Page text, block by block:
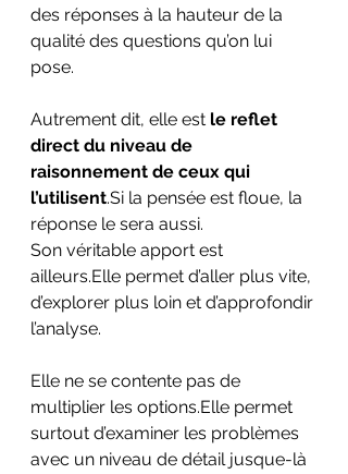
des réponses à la hauteur de la
qualité des questions qu’on lui
pose.
Autrement dit, elle est le reflet
direct du niveau de
raisonnement de ceux qui
l’utilisent.Si la pensée est floue, la
réponse le sera aussi.
Son véritable apport est
ailleurs.Elle permet d’aller plus vite,
d’explorer plus loin et d’approfondir
l’analyse.
Elle ne se contente pas de
multiplier les options.Elle permet
surtout d’examiner les problèmes
avec un niveau de détail jusque-là